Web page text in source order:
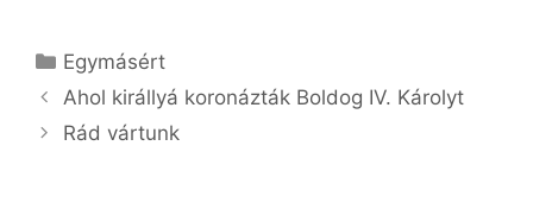
Kategória
Egymásért
Ahol királlyá koronázták Boldog IV. Károlyt
Rád vártunk